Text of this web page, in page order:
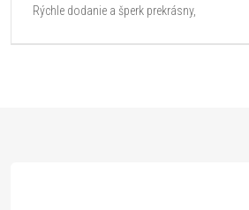
Rýchle dodanie a šperk prekrásny,